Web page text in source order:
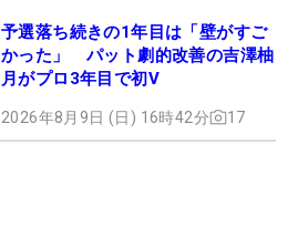
予選落ち続きの1年目は「壁がすご
かった」 パット劇的改善の吉澤柚
月がプロ3年目で初V
2026年8月9日 (日) 16時42分 17